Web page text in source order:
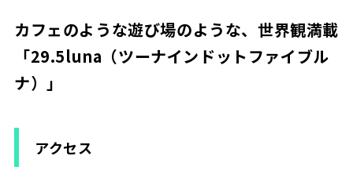
カフェのような遊び場のような、世界観満載
「29.5luna（ツーナインドットファイブル
ナ）」
アクセス